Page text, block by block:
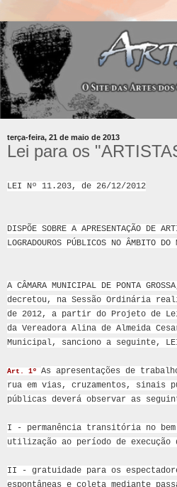
terça-feira, 21 de maio de 2013
Lei para os
LEI Nº 11.203, de 26/12/2012
DISPÕE SOBRE A APRESENTAÇÃO DE
LOGRADOUROS PÚBLICOS NO ÂMBITO
A CÂMARA MUNICIPAL DE PONTA
decretou, na Sessão Ordinária
de 2012, a partir do Projeto de
da Vereadora Alina de Almeida
Municipal, sanciono a seguinte,
Art. 1º As apresentações de
rua em vias, cruzamentos, sinais
públicas deverá observar as
I - permanência transitória no
utilização ao período de
II - gratuidade para os